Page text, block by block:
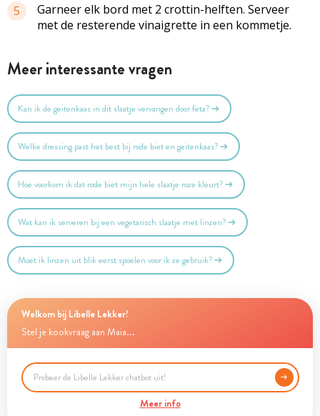
5
Garneer elk bord met 2 crottin-helften. Serveer
met de resterende vinaigrette in een kommetje.
Meer interessante vragen
Kan ik de geitenkaas in dit slaatje vervangen door feta?
Welke dressing past het best bij rode biet en geitenkaas?
Hoe voorkom ik dat rode biet mijn hele slaatje roze kleurt?
Wat kan ik serveren bij een vegetarisch slaatje met linzen?
Moet ik linzen uit blik eerst spoelen voor ik ze gebruik?
Welkom bij Libelle Lekker!
Stel je kookvraag aan Maia...
Meer info